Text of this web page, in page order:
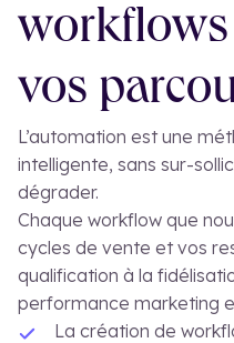
workflows
vos
L’automation est une
intelligente, sans sur-
dégrader.
Chaque workflow que
cycles de vente et vos
qualification à la
performance marketing
La création de